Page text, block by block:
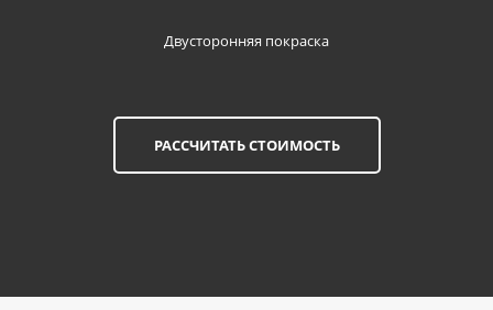
Двусторонняя покраска
РАССЧИТАТЬ СТОИМОСТЬ